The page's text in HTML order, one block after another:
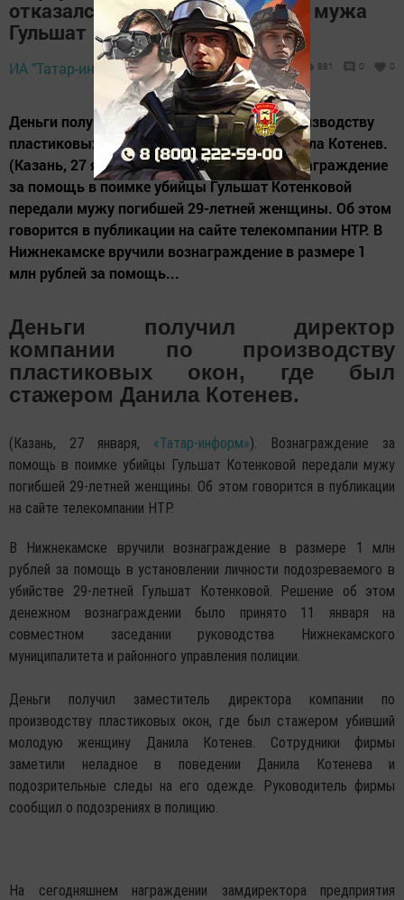
отказался от миллиона в пользу мужа
Гульшат
ИА "Татар-информ", 27 января 2018 -
10:23
881 0 0
Деньги получил директор компании по производству
пластиковых окон, где был стажером Данила Котенев.
(Казань, 27 января, «Татар-информ»). Вознаграждение
за помощь в поимке убийцы Гульшат Котенковой
передали мужу погибшей 29-летней женщины. Об этом
говорится в публикации на сайте телекомпании НТР. В
Нижнекамске вручили вознаграждение в размере 1
млн рублей за помощь...
Деньги получил директор
компании по производству
пластиковых окон, где был
стажером Данила Котенев.
(Казань, 27 января, «Татар-информ»). Вознаграждение за
помощь в поимке убийцы Гульшат Котенковой передали мужу
погибшей 29-летней женщины. Об этом говорится в публикации
на сайте телекомпании НТР.
В Нижнекамске вручили вознаграждение в размере 1 млн
рублей за помощь в установлении личности подозреваемого в
убийстве 29-летней Гульшат Котенковой. Решение об этом
денежном вознаграждении было принято 11 января на
совместном заседании руководства Нижнекамского
муниципалитета и районного управления полиции.
Деньги получил заместитель директора компании по
производству пластиковых окон, где был стажером убивший
молодую женщину Данила Котенев. Сотрудники фирмы
заметили неладное в поведении Данила Котенева и
подозрительные следы на его одежде. Руководитель фирмы
сообщил о подозрениях в полицию.
На сегодняшнем награждении замдиректора предприятия